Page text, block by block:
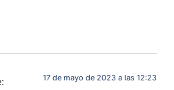
17 de mayo de 2023 a las 12:23